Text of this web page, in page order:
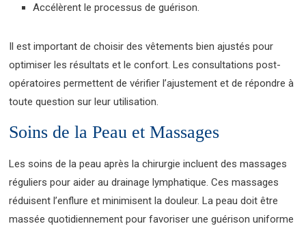
Accélèrent le processus de guérison.
Il est important de choisir des vêtements bien ajustés pour
optimiser les résultats et le confort. Les consultations post-
opératoires permettent de vérifier l’ajustement et de répondre à
toute question sur leur utilisation.
Soins de la Peau et Massages
Les soins de la peau après la chirurgie incluent des massages
réguliers pour aider au drainage lymphatique. Ces massages
réduisent l’enflure et minimisent la douleur. La peau doit être
massée quotidiennement pour favoriser une guérison uniforme